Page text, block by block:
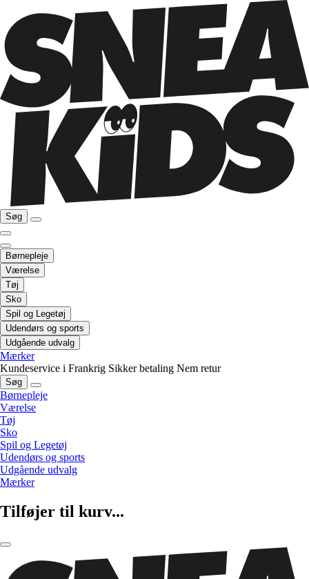
Søg
Børnepleje
Værelse
Tøj
Sko
Spil og Legetøj
Udendørs og sports
Udgående udvalg
Mærker
Kundeservice i Frankrig Sikker betaling Nem retur
Søg
Børnepleje
Værelse
Tøj
Sko
Spil og Legetøj
Udendørs og sports
Udgående udvalg
Mærker
Tilføjer til kurv...